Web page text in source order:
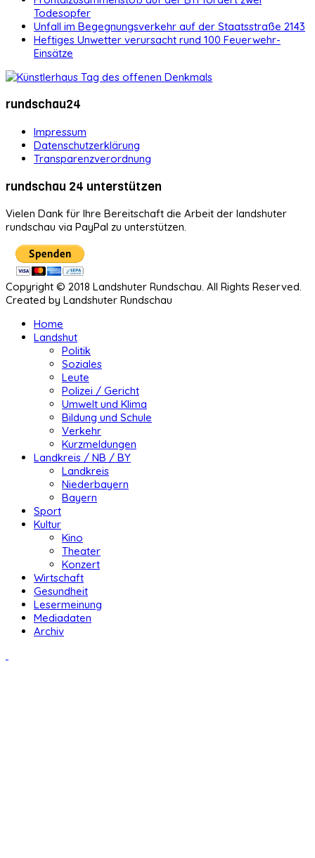
Todesopfer
Unfall im Begegnungsverkehr auf der Staatsstraße 2143
Heftiges Unwetter verursacht rund 100 Feuerwehr-
Einsätze
rundschau24
Impressum
Datenschutzerklärung
Transparenzverordnung
rundschau 24 unterstützen
Vielen Dank für Ihre Bereitschaft die Arbeit der landshuter
rundschau via PayPal zu unterstützen.
Copyright © 2018 Landshuter Rundschau. All Rights Reserved.
Created by Landshuter Rundschau
Home
Landshut
Politik
Soziales
Leute
Polizei / Gericht
Umwelt und Klima
Bildung und Schule
Verkehr
Kurzmeldungen
Landkreis / NB / BY
Landkreis
Niederbayern
Bayern
Sport
Kultur
Kino
Theater
Konzert
Wirtschaft
Gesundheit
Lesermeinung
Mediadaten
Archiv